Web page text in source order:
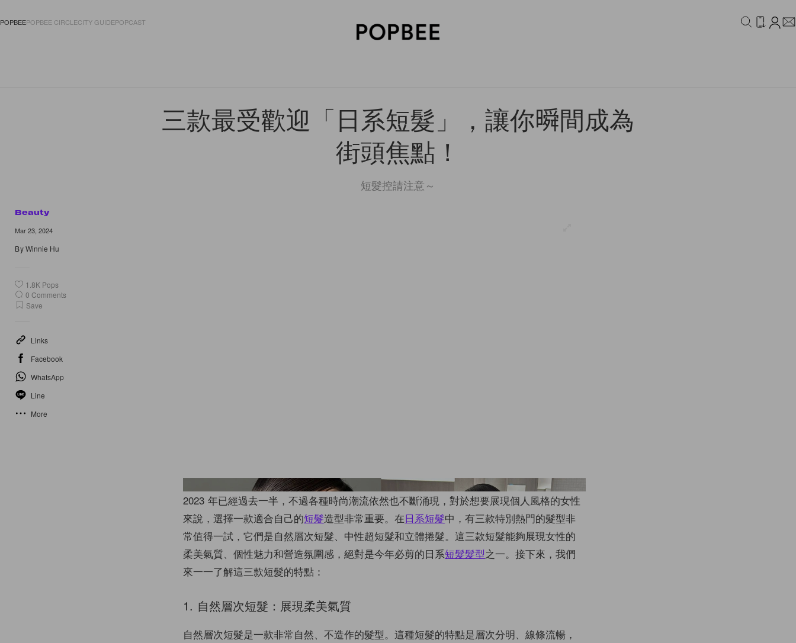
POPBEEPOPBEE CIRCLECITY GUIDEPOPCAST
三款最受歡迎「日系短髮」，讓你𣊬間成為
街頭焦點！
短髮控請注意～
Beauty
Mar 23, 2024
ByWinnie Hu
1.8K Pops
0 Comments
Save
Links
Facebook
WhatsApp
Line
More
Images From Instagram @rikasato_
2023 年已經過去一半，不過各種時尚潮流依然也不斷涌現，對於想要展現個人風格的女性
來說，選擇一款適合自己的短髮造型非常重要。在日系短髮中，有三款特別熱門的髮型非
常值得一試，它們是自然層次短髮、中性超短髮和立體捲髮。這三款短髮能夠展現女性的
柔美氣質、個性魅力和營造氛圍感，絕對是今年必剪的日系短髮髮型之一。接下來，我們
來一一了解這三款短髮的特點：
1. 自然層次短髮：展現柔美氣質
自然層次短髮是一款非常自然、不造作的髮型。這種短髮的特點是層次分明、線條流暢，